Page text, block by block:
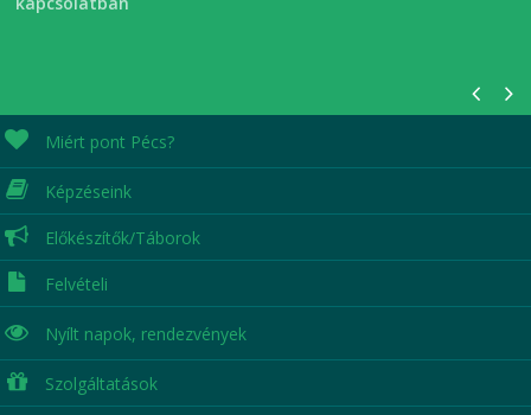
Miért pont Pécs?
Képzéseink
Előkészítők/Táborok
Felvételi
Nyílt napok, rendezvények
Szolgáltatások